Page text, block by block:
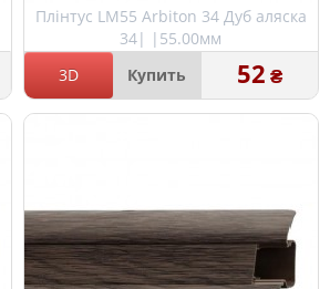
Плінтус LM55 Arbiton 34 Дуб аляска
34| |55.00мм
3D Купить 52 ₴